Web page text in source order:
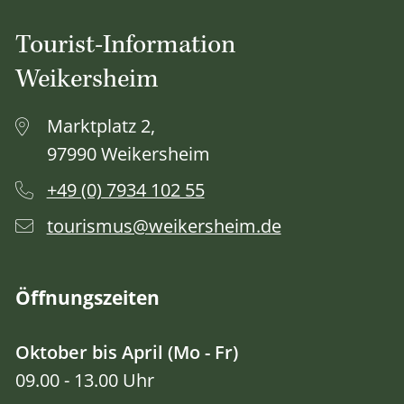
Tourist-Information
Weikersheim
Marktplatz 2,
97990 Weikersheim
+49 (0) 7934 102 55
tourismus@weikersheim.de
Öffnungszeiten
Oktober bis April (Mo - Fr)
09.00 - 13.00 Uhr